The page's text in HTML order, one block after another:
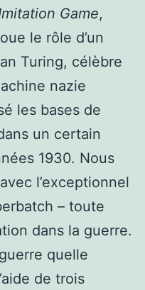
Game,
le rôle d’un
Turing, célèbre
nazie
les bases de
un certain
1930. Nous
l’exceptionnel
– toute
dans la guerre.
quelle
de trois